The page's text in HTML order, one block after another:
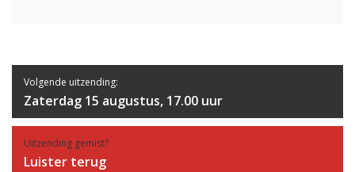
Volgende uitzending:
Zaterdag 15 augustus, 17.00 uur
Uitzending gemist?
Luister terug